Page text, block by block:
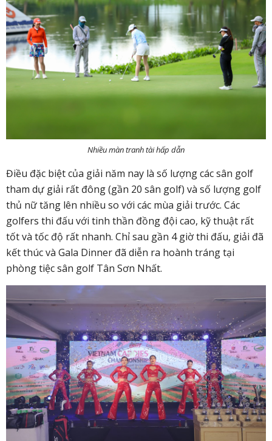
Nhiều màn tranh tài hấp dẫn
Điều đặc biệt của giải năm nay là số lượng các sân golf
tham dự giải rất đông (gần 20 sân golf) và số lượng golf
thủ nữ tăng lên nhiều so với các mùa giải trước. Các
golfers thi đấu với tinh thần đồng đội cao, kỹ thuật rất
tốt và tốc độ rất nhanh. Chỉ sau gần 4 giờ thi đấu, giải đã
kết thúc và Gala Dinner đã diễn ra hoành tráng tại
phòng tiệc sân golf Tân Sơn Nhất.